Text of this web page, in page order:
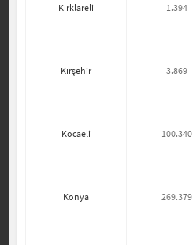
Kırklareli 1.394
Kırşehir 3.869
Kocaeli 100.340
Konya 269.379